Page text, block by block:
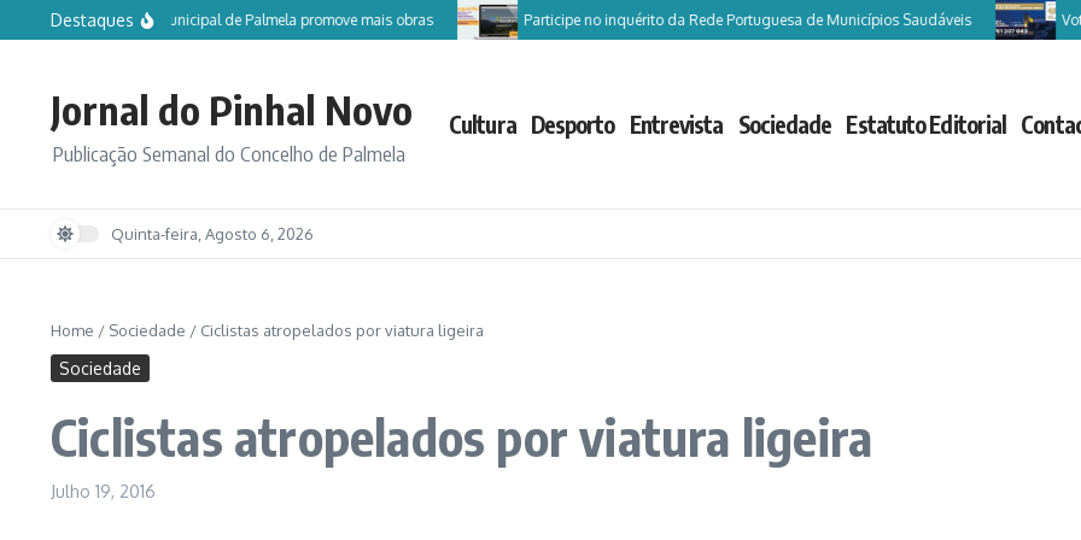
Ir para o conteúdo
Destaques
Câmara Municipal de Palmela promove mais obras Participe no inquérito da Rede Portuguesa de Municípios Saudáveis Vote
Jornal do Pinhal Novo
Publicação Semanal do Concelho de Palmela
Cultura Desporto Entrevista Sociedade Estatuto Editorial
Quinta-feira, Agosto 6, 2026
Home / Sociedade / Ciclistas atropelados por viatura ligeira
Sociedade
Ciclistas atropelados por viatura ligeira
Julho 19, 2016